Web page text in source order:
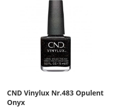
CND Vinylux Nr.483 Opulent
Onyx